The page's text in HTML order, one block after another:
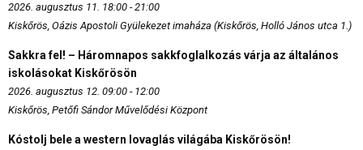
2026. augusztus 11. 18:00 - 21:00
Kiskőrös, Oázis Apostoli Gyülekezet imaháza (Kiskőrös, Holló János utca 1.)
Sakkra fel! – Háromnapos sakkfoglalkozás várja az általános
iskolásokat Kiskőrösön
2026. augusztus 12. 09:00 - 12:00
Kiskőrös, Petőfi Sándor Művelődési Központ
Kóstolj bele a western lovaglás világába Kiskőrösön!